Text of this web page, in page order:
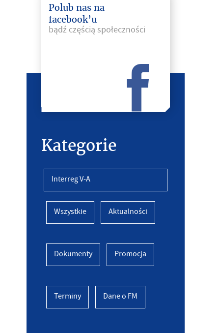
Polub nas na
facebook’u
bądź częścią społeczności
Kategorie
Interreg V-A
Wszystkie Aktualności
Dokumenty Promocja
Terminy Dane o FM